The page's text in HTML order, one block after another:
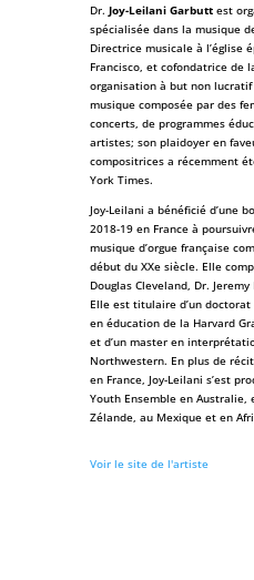
Dr. Joy-Leilani Garbuttest
spécialisée dans la musique
Directrice musicale à l’église
Francisco, et cofondatrice de
organisation à but non
musique composée par des
concerts, de programmes
artistes; son plaidoyer en
compositrices a récemment
York Times.
Joy-Leilani a bénéficié d’une
2018-19 en France à
musique d’orgue française
début du XXe siècle. Elle
Douglas Cleveland, Dr.
Elle est titulaire d’un doctorat
en éducation de la Harvard
et d’un master en
Northwestern. En plus de
en France, Joy-Leilani s’est
Youth Ensemble en Australie,
Zélande, au Mexique et en
Voir le site de l'artiste